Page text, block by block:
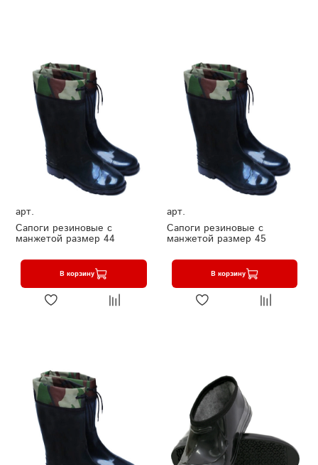
арт.
Сапоги резиновые с
манжетой размер 44
В корзину
арт.
Сапоги резиновые с
манжетой размер 45
В корзину